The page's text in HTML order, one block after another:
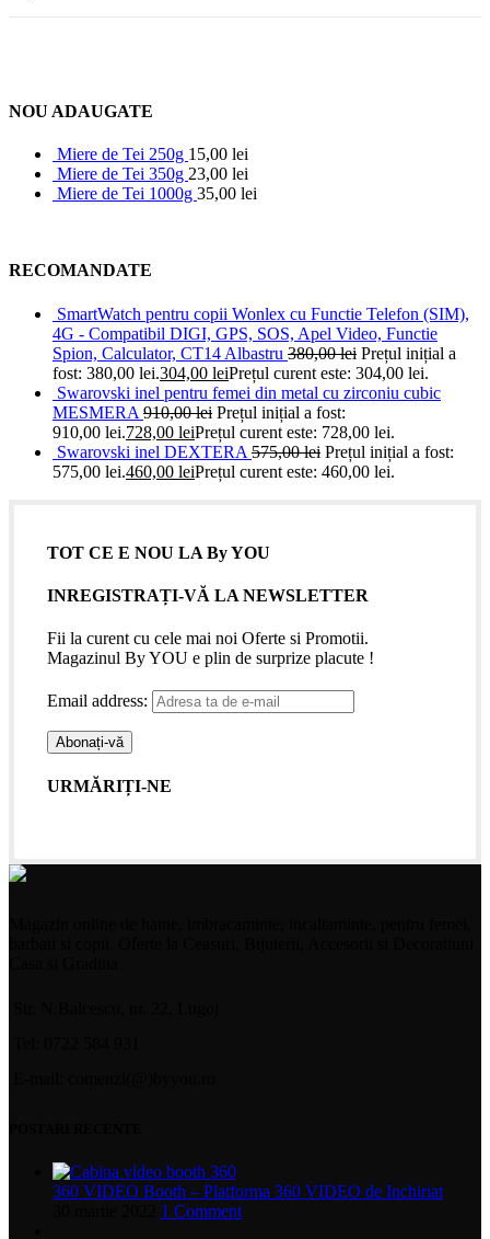
NOU ADAUGATE
Miere de Tei 250g 15,00 lei
Miere de Tei 350g 23,00 lei
Miere de Tei 1000g 35,00 lei
RECOMANDATE
SmartWatch pentru copii Wonlex cu Functie Telefon (SIM),
4G - Compatibil DIGI, GPS, SOS, Apel Video, Functie
Spion, Calculator, CT14 Albastru 380,00lei Prețul inițial a
fost: 380,00 lei.304,00 leiPrețul curent este: 304,00 lei.
Swarovski inel pentru femei din metal cu zirconiu cubic
MESMERA 910,00lei Prețul inițial a fost:
910,00 lei.728,00 leiPrețul curent este: 728,00 lei.
Swarovski inel DEXTERA 575,00lei Prețul inițial a fost:
575,00 lei.460,00 leiPrețul curent este: 460,00 lei.
TOT CE E NOU LA By YOU
INREGISTRAȚI-VĂ LA NEWSLETTER
Fii la curent cu cele mai noi Oferte si Promotii.
Magazinul By YOU e plin de surprize placute !
Email address:
URMĂRIȚI-NE
360 VIDEO Booth – Platforma 360 VIDEO de Inchiriat
1 Comment